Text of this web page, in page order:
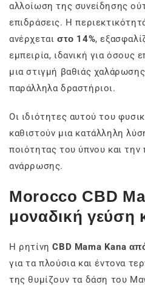
αλλοίωση της συνείδησης
επιδράσεις. Η
ανέρχεται στο 14%,
εμπειρία, ιδανική για όσους
μια στιγμή βαθιάς
παράλληλα δραστήριοι.
Οι ιδιότητες αυτού του
καθιστούν μια κατάλληλη
ποιότητας του ύπνου και
ανάρρωσης.
Morocco CBD
μοναδική γεύση
Η ρητίνηCBD Mama Kana
για τα πλούσια και έντονα
της θυμίζουν τα δάση του